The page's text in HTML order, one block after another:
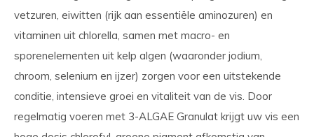
vetzuren, eiwitten (rijk aan essentiële aminozuren) en
vitaminen uit chlorella, samen met macro- en
sporenelementen uit kelp algen (waaronder jodium,
chroom, selenium en ijzer) zorgen voor een uitstekende
conditie, intensieve groei en vitaliteit van de vis. Door
regelmatig voeren met 3-ALGAE Granulat krijgt uw vis een